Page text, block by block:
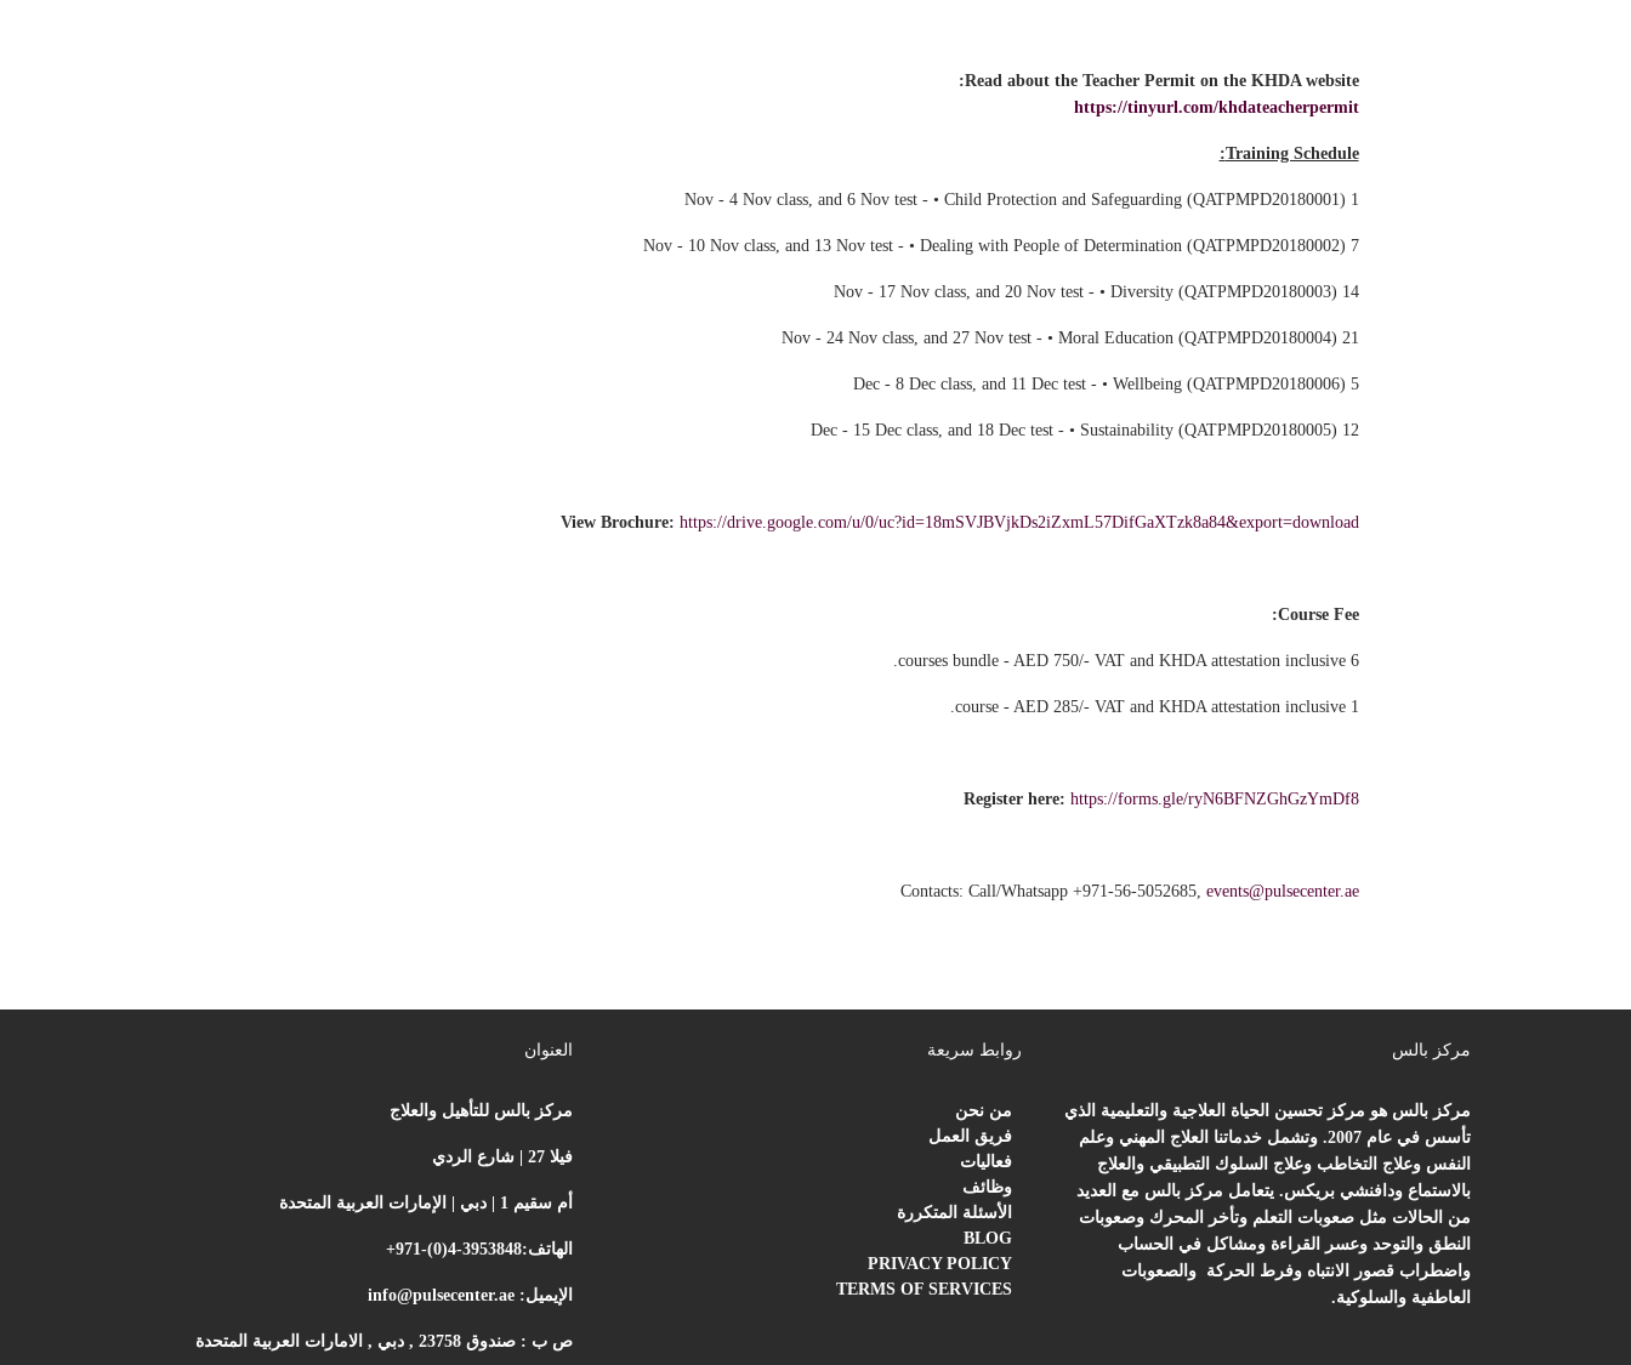
Read about the Teacher Permit on the KHDA website:
https://tinyurl.com/khdateacherpermit
Training Schedule:
1 Nov - 4 Nov class, and 6 Nov test - • Child Protection and Safeguarding (QATPMPD20180001)
7 Nov - 10 Nov class, and 13 Nov test - • Dealing with People of Determination (QATPMPD20180002)
14 Nov - 17 Nov class, and 20 Nov test - • Diversity (QATPMPD20180003)
21 Nov - 24 Nov class, and 27 Nov test - • Moral Education (QATPMPD20180004)
5 Dec - 8 Dec class, and 11 Dec test - • Wellbeing (QATPMPD20180006)
12 Dec - 15 Dec class, and 18 Dec test - • Sustainability (QATPMPD20180005)
View Brochure: https://drive.google.com/u/0/uc?id=18mSVJBVjkDs2iZxmL57DifGaXTzk8a84&export=download
Course Fee:
6 courses bundle - AED 750/- VAT and KHDA attestation inclusive.
1 course - AED 285/- VAT and KHDA attestation inclusive.
Register here: https://forms.gle/ryN6BFNZGhGzYmDf8
Contacts: Call/Whatsapp +971-56-5052685, events@pulsecenter.ae
مركز بالس
مركز بالس هو مركز تحسين الحياة العلاجية والتعليمية الذي
تأسس في عام 2007. وتشمل خدماتنا العلاج المهني وعلم
النفس وعلاج التخاطب وعلاج السلوك التطبيقي والعلاج
بالاستماع ودافنشي بريكس. يتعامل مركز بالس مع العديد
من الحالات مثل صعوبات التعلم وتأخر المحرك وصعوبات
النطق والتوحد وعسر القراءة ومشاكل في الحساب
واضطراب قصور الانتباه وفرط الحركة والصعوبات
العاطفية والسلوكية.
روابط سريعة
من نحن
فريق العمل
فعاليات
وظائف
الأسئلة المتكررة
BLOG
PRIVACY POLICY
TERMS OF SERVICES
العنوان
مركز بالس للتأهيل والعلاج
فيلا 27 | شارع الردي
أم سقيم 1 | دبي | الإمارات العربية المتحدة
الهاتف:+971-(0)4-3953848
الإيميل: info@pulsecenter.ae
ص ب : صندوق 23758 , دبي , الامارات العربية المتحدة